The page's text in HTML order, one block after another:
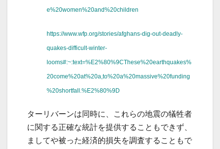
e%20women%20and%20children
https://www.wfp.org/stories/afghans-dig-out-deadly-
quakes-difficult-winter-
looms#:~:text=%E2%80%9CThese%20earthquakes%
20come%20at%20a,to%20a%20massive%20funding
%20shortfall.%E2%80%9D
ターリバーンは同時に、これらの地震の犠牲者
に関する正確な統計を提供することもできず、
ましてや被った経済的損失を調査することもで